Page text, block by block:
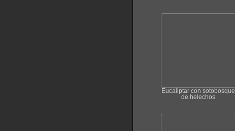
Eucaliptar con sotobosque
de helechos